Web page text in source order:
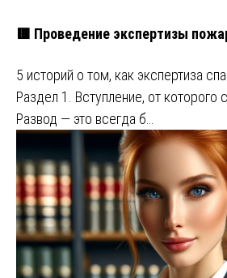
🟥 Проведение экспертизы
5 историй о том, как экспертиза
Раздел 1. Вступление, от
Развод — это всегда б…